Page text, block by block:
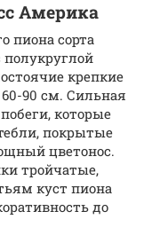
Америка
пиона сорта
крепкие
90 см. Сильная
которые
покрытые
цветонос.
тройчатые,
куст пиона
до